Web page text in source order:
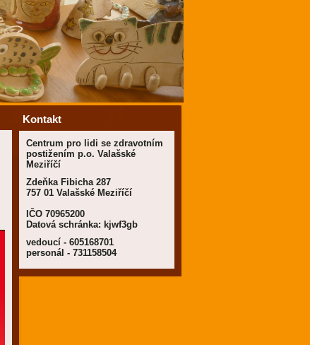
Kontakt
Centrum pro lidi se zdravotním
postižením p.o. Valašské
Meziříčí
Zdeňka Fibicha 287
757 01 Valašské Meziříčí
IČO 70965200
Datová schránka: kjwf3gb
vedoucí - 605168701
personál - 731158504